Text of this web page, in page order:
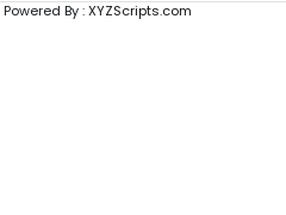
Powered By :XYZScripts.com